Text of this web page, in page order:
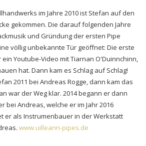
im Jahre 2010 ist Stefan auf den
gekommen. Die darauf folgenden Jahre
und Gründung der ersten Pipe
völlig unbekannte Tür geöffnet: Die erste
Youtube-Video mit Tiarnan O'Duinnchinn,
hat. Dann kam es Schlag auf Schlag!
2011 bei Andreas Rogge, dann kam das
war der Weg klar. 2014 begann er dann
Andreas, welche er im Jahr 2016
er als Instrumenbauer in der Werkstatt
www.uilleann-pipes.de